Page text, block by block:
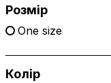
Розмір
One size
Колір